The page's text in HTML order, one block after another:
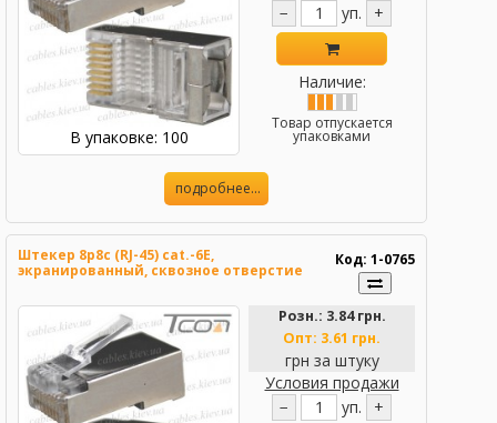
В упаковке: 100
−
уп. +
Наличие:
Товар отпускается
упаковками
подробнее...
Штекер 8р8с (RJ-45) cat.-6E,
экранированный, сквозное отверстие
Код: 1-0765
Розн.: 3.84 грн.
Опт: 3.61 грн.
грн за штуку
Условия продажи
−
уп. +